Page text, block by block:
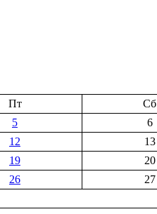
Пт Сб
5 6
12 13
19 20
26 27